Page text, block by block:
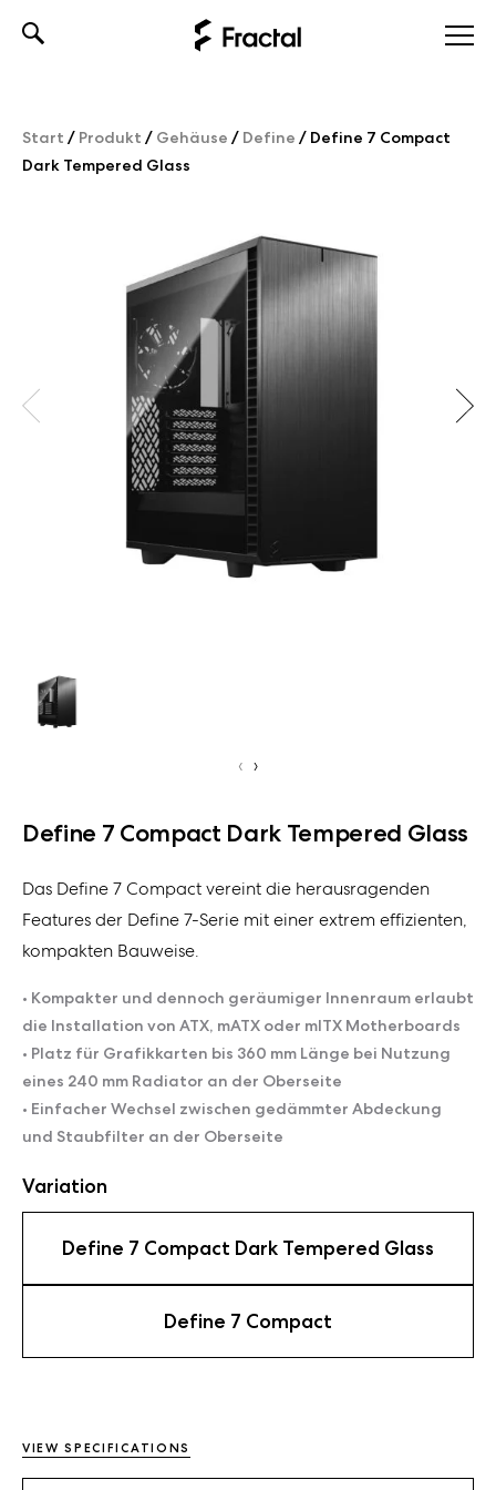
Start / Produkt / Gehäuse / Define / Define 7 Compact
Dark Tempered Glass
‹ ›
Define 7 Compact Dark Tempered Glass
Das Define 7 Compact vereint die herausragenden
Features der Define 7-Serie mit einer extrem effizienten,
kompakten Bauweise.
• Kompakter und dennoch geräumiger Innenraum erlaubt
die Installation von ATX, mATX oder mITX Motherboards
• Platz für Grafikkarten bis 360 mm Länge bei Nutzung
eines 240 mm Radiator an der Oberseite
• Einfacher Wechsel zwischen gedämmter Abdeckung
und Staubfilter an der Oberseite
Variation
Define 7 Compact Dark Tempered Glass
Define 7 Compact
VIEW SPECIFICATIONS